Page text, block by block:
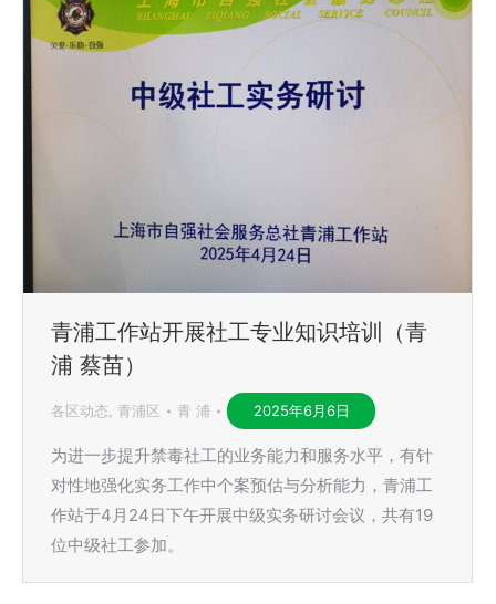
青浦工作站开展社工专业知识培训（青
浦 蔡苗）
各区动态 青浦区 青 浦 2025年6月6日
为进一步提升禁毒社工的业务能力和服务水平，有针
对性地强化实务工作中个案预估与分析能力，青浦工
作站于4月24日下午开展中级实务研讨会议，共有19
位中级社工参加。